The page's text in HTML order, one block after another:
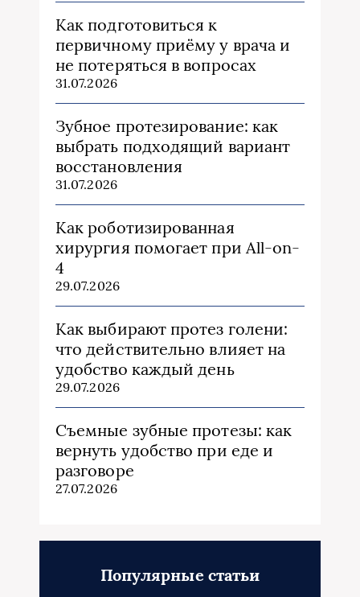
Как подготовиться к
первичному приёму у врача и
не потеряться в вопросах
31.07.2026
Зубное протезирование: как
выбрать подходящий вариант
восстановления
31.07.2026
Как роботизированная
хирургия помогает при All-on-
4
29.07.2026
Как выбирают протез голени:
что действительно влияет на
удобство каждый день
29.07.2026
Съемные зубные протезы: как
вернуть удобство при еде и
разговоре
27.07.2026
Популярные статьи